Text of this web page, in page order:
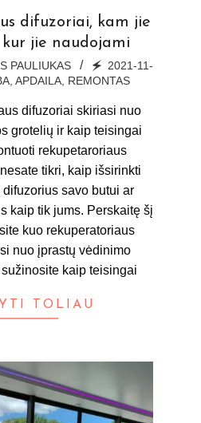
difuzoriai, kam jie
jie naudojami
PAULIUKAS 🗲 2021-11-
APDAILA, REMONTAS
difuzoriai skiriasi nuo
grotelių ir kaip teisingai
rekupetaroriaus
tikri, kaip išsirinkti
savo butui ar
kaip tik jums. Perskaitę šį
kuo rekuperatoriaus
nuo įprastų vėdinimo
kaip teisingai
TOLIAU